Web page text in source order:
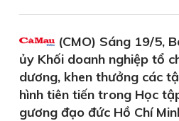
(CMO) Sáng 19/5,
ủy Khối doanh nghiệp tổ
dương, khen thưởng các
hình tiên tiến trong Học
gương đạo đức Hồ Chí